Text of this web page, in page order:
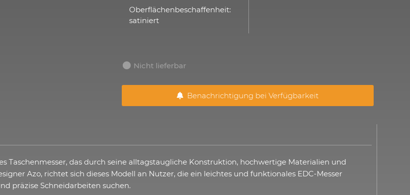
Oberflächenbeschaffenheit:
satiniert
Nicht lieferbar
Benachrichtigung bei Verfügbarkeit
Taschenmesser, das durch seine alltagstaugliche Konstruktion, hochwertige Materialien und
Azo, richtet sich dieses Modell an Nutzer, die ein leichtes und funktionales EDC-Messer
präzise Schneidarbeiten suchen.